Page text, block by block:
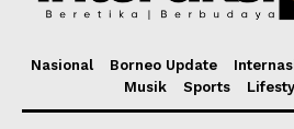
Nasional Borneo Update
Musik
Sports